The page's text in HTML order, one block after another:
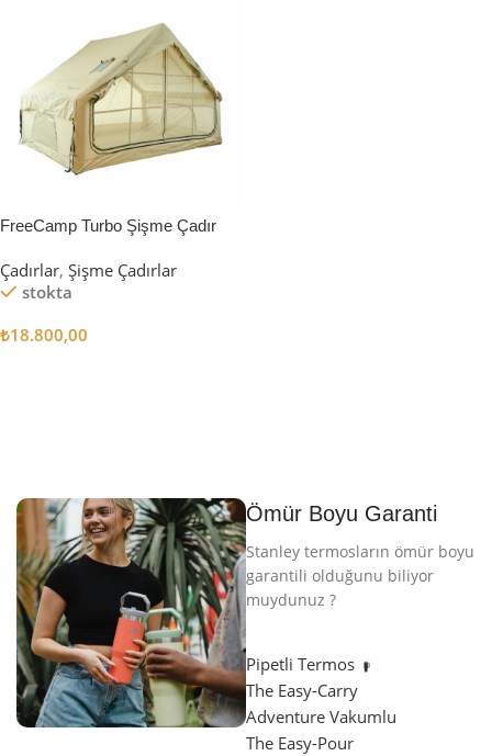
FreeCamp Turbo Şişme Çadır
Çadırlar, Şişme Çadırlar
stokta
₺18.800,00
Ömür Boyu Garanti
Stanley termosların ömür boyu
garantili olduğunu biliyor
muydunuz ?
Pipetli Termos
The Easy-Carry
Adventure Vakumlu
The Easy-Pour